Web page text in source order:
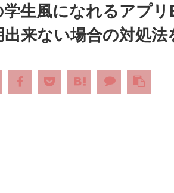
生風になれるアプリ
来ない場合の対処法